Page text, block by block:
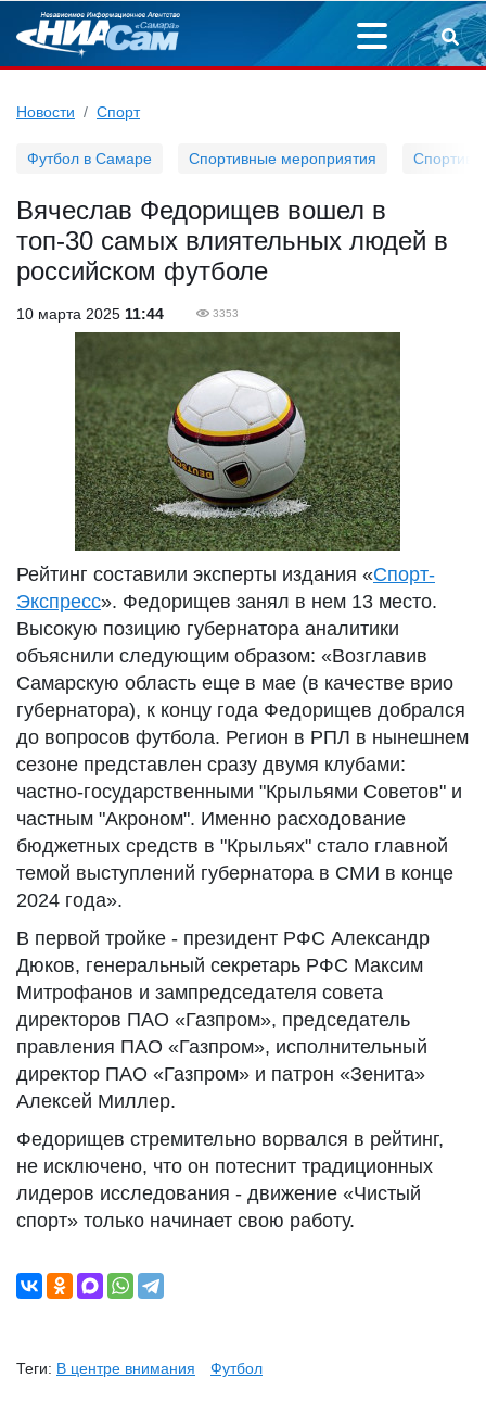
Новости Спорт
Футбол в Самаре Спортивные мероприятия
Вячеслав Федорищев вошел в
топ-30 самых влиятельных людей в
российском футболе
10 марта 2025 11:44 3353
Рейтинг составили эксперты издания «Спорт-
Экспресс». Федорищев занял в нем 13 место.
Высокую позицию губернатора аналитики
объяснили следующим образом: «Возглавив
Самарскую область еще в мае (в качестве врио
губернатора), к концу года Федорищев добрался
до вопросов футбола. Регион в РПЛ в нынешнем
сезоне представлен сразу двумя клубами:
частно-государственными "Крыльями Советов" и
частным "Акроном". Именно расходование
бюджетных средств в "Крыльях" стало главной
темой выступлений губернатора в СМИ в конце
2024 года».
В первой тройке - президент РФС Александр
Дюков, генеральный секретарь РФС Максим
Митрофанов и зампредседателя совета
директоров ПАО «Газпром», председатель
правления ПАО «Газпром», исполнительный
директор ПАО «Газпром» и патрон «Зенита»
Алексей Миллер.
Федорищев стремительно ворвался в рейтинг,
не исключено, что он потеснит традиционных
лидеров исследования - движение «Чистый
спорт» только начинает свою работу.
Теги: В центре внимания Футбол